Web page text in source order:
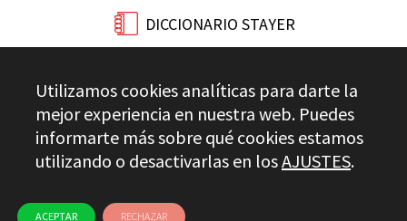
DICCIONARIO STAYER
CONTACTO
Stayer.es © 2026
PRIVACIDAD
CANAL ÉTICO
Utilizamos cookies analíticas para darte la
mejor experiencia en nuestra web. Puedes
informarte más sobre qué cookies estamos
utilizando o desactivarlas en losAJUSTES.
ACEPTAR RECHAZAR